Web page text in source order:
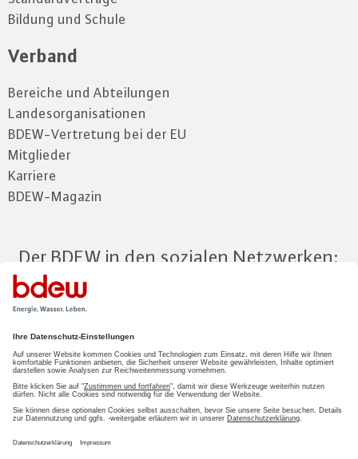
Bildung und Schule
Verband
Bereiche und Abteilungen
Landesorganisationen
BDEW-Vertretung bei der EU
Mitglieder
Karriere
BDEW-Magazin
Der BDEW in den sozialen Netzwerken:
Zum Mitgliederbereich
LOGIN